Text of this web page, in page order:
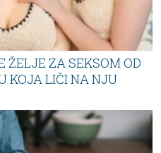
ŽELJE ZA SEKSOM OD
KOJA LIČI NA NJU